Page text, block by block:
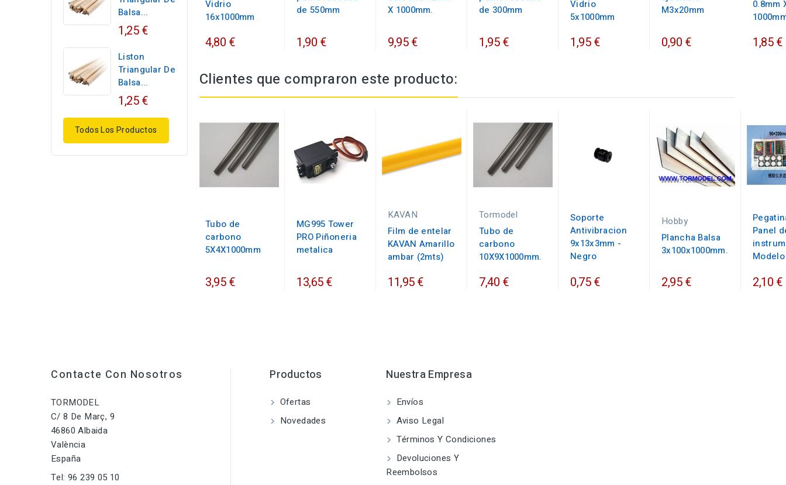
Balsa...
1,25 €
Liston
Triangular De
Balsa...
1,25 €
Todos Los Productos
Vidrio
16x1000mm
4,80 €
de 550mm
1,90 €
X 1000mm.
9,95 €
de 300mm
1,95 €
Vidrio
5x1000mm
1,95 €
M3x20mm
0,90 €
0.8mm
1,85 €
Clientes que compraron este producto:
Tubo de
carbono
5X4X1000mm
3,95 €
MG995 Tower
PRO Piñoneria
metalica
13,65 €
KAVAN
Film de entelar
KAVAN Amarillo
ambar (2mts)
11,95 €
Tormodel
Tubo de
carbono
10X9X1000mm.
7,40 €
Soporte
Antivibracion
9x13x3mm -
Negro
0,75 €
Hobby
Plancha Balsa
3x100x1000mm.
2,95 €
Panel
2,10 €
Contacte Con Nosotros
TORMODEL
C/ 8 De Març, 9
46860 Albaida
València
España
Tel: 96 239 05 10
Productos
Ofertas
Novedades
Nuestra Empresa
Envíos
Aviso Legal
Términos Y Condiciones
Devoluciones Y
Reembolsos